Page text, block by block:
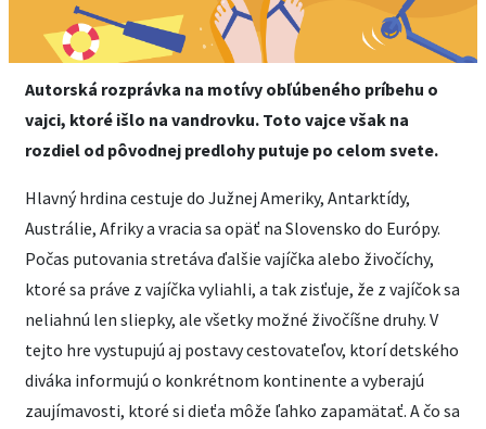
Autorská rozprávka na motívy obľúbeného príbehu o
vajci, ktoré išlo na vandrovku. Toto vajce však na
rozdiel od pôvodnej predlohy putuje po celom svete.
Hlavný hrdina cestuje do Južnej Ameriky, Antarktídy,
Austrálie, Afriky a vracia sa opäť na Slovensko do Európy.
Počas putovania stretáva ďalšie vajíčka alebo živočíchy,
ktoré sa práve z vajíčka vyliahli, a tak zisťuje, že z vajíčok sa
neliahnú len sliepky, ale všetky možné živočíšne druhy. V
tejto hre vystupujú aj postavy cestovateľov, ktorí detského
diváka informujú o konkrétnom kontinente a vyberajú
zaujímavosti, ktoré si dieťa môže ľahko zapamätať. A čo sa